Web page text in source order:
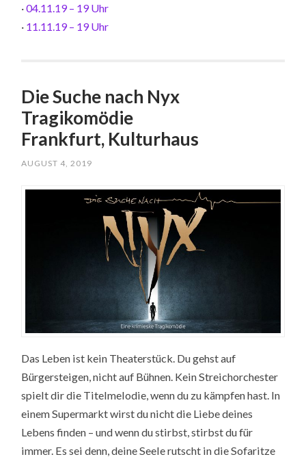
·04.11.19 – 19 Uhr
· 11.11.19 – 19 Uhr
Die Suche nach Nyx
Tragikomödie
Frankfurt, Kulturhaus
AUGUST 4, 2019
Das Leben ist kein Theaterstück. Du gehst auf
Bürgersteigen, nicht auf Bühnen. Kein Streichorchester
spielt dir die Titelmelodie, wenn du zu kämpfen hast. In
einem Supermarkt wirst du nicht die Liebe deines
Lebens finden – und wenn du stirbst, stirbst du für
immer. Es sei denn, deine Seele rutscht in die Sofaritze